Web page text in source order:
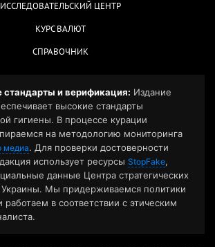
ИССЛЕДОВАТЕЛЬСКИЙ ЦЕНТР
КУРС ВАЛЮТ
СПРАВОЧНИК
и верификация: Издание
высокие стандарты
гигиены. В процессе курации
на методологию мониторинга
медиа. Для проверки достоверности
использует ресурсы StopFake,
данные Центра стратегических
Мы придерживаемся политики
работаем в соответствии с этическим